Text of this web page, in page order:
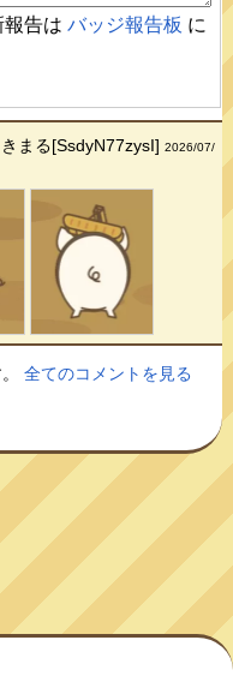
報告はバッジ報告板 に
まる[SsdyN77zysI]2026/07/
。全てのコメントを見る